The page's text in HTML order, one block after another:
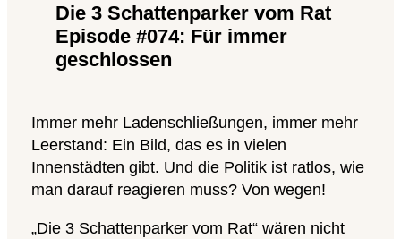
Die 3 Schattenparker vom Rat
Episode #074: Für immer
geschlossen
Immer mehr Ladenschließungen, immer mehr
Leerstand: Ein Bild, das es in vielen
Innenstädten gibt. Und die Politik ist ratlos, wie
man darauf reagieren muss? Von wegen!
„Die 3 Schattenparker vom Rat“ wären nicht